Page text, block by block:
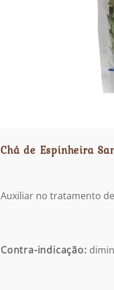
Chá de Espinheira
Auxiliar no tratamento
Contra-indicação: